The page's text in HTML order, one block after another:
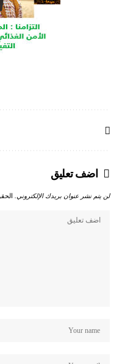
اضف تعليق
لن يتم نشر عنوان بريدك الإلكتروني.